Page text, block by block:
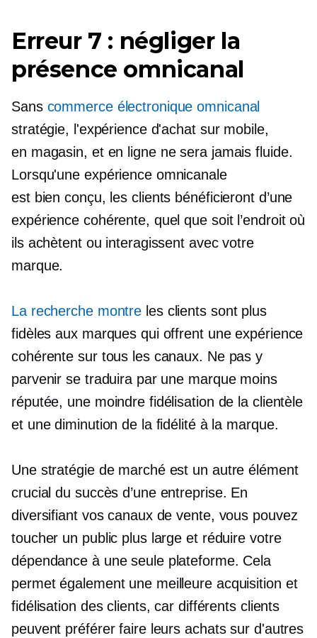
Erreur 7 : négliger la
présence omnicanal
Sans commerce électronique omnicanal
stratégie, l'expérience d'achat sur mobile,
en magasin, et en ligne ne sera jamais fluide.
Lorsqu'une expérience omnicanale
est bien conçu, les clients bénéficieront d’une
expérience cohérente, quel que soit l’endroit où
ils achètent ou interagissent avec votre
marque.
La recherche montre les clients sont plus
fidèles aux marques qui offrent une expérience
cohérente sur tous les canaux. Ne pas y
parvenir se traduira par une marque moins
réputée, une moindre fidélisation de la clientèle
et une diminution de la fidélité à la marque.
Une stratégie de marché est un autre élément
crucial du succès d’une entreprise. En
diversifiant vos canaux de vente, vous pouvez
toucher un public plus large et réduire votre
dépendance à une seule plateforme. Cela
permet également une meilleure acquisition et
fidélisation des clients, car différents clients
peuvent préférer faire leurs achats sur d'autres